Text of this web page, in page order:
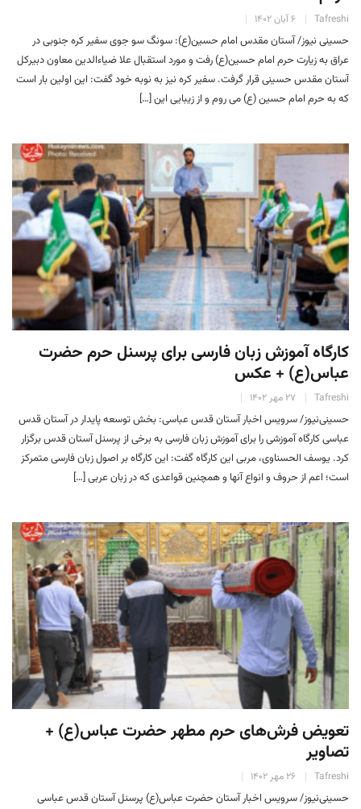
Tafreshi ۶ آبان ۱۴۰۲
حسینی نیوز/ آستان مقدس امام حسین(ع): سونگ سو جوی سفیر کره جنوبی در
عراق به زیارت حرم امام حسین(ع) رفت و مورد استقبال علا ضیاء‌الدین معاون دبیرکل
آستان مقدس حسینی قرار گرفت. سفیر کره نیز به نوبه خود گفت: این اولین بار است
که به حرم امام حسین (ع) می روم و از زیبایی این […]
کارگاه آموزش زبان فارسی برای پرسنل حرم حضرت
عباس(ع) + عکس
Tafreshi ۲۷ مهر ۱۴۰۲
حسینی‌نیوز/ سرویس اخبار آستان قدس عباسی: بخش توسعه پایدار در آستان قدس
عباسی کارگاه آموزشی را برای آموزش زبان فارسی به برخی از پرسنل آستان قدس برگزار
کرد. یوسف الحسناوی، مربی این کارگاه گفت: این کارگاه بر اصول زبان فارسی متمرکز
است؛ اعم از حروف و انواع آنها و همچنین قواعدی که در زبان عربی […]
تعویض فرش‌های حرم مطهر حضرت عباس(ع) +
تصاویر
Tafreshi ۲۶ مهر ۱۴۰۲
حسینی‌نیوز/ سرویس اخبار آستان حضرت عباس(ع) پرسنل آستان قدس عباسی